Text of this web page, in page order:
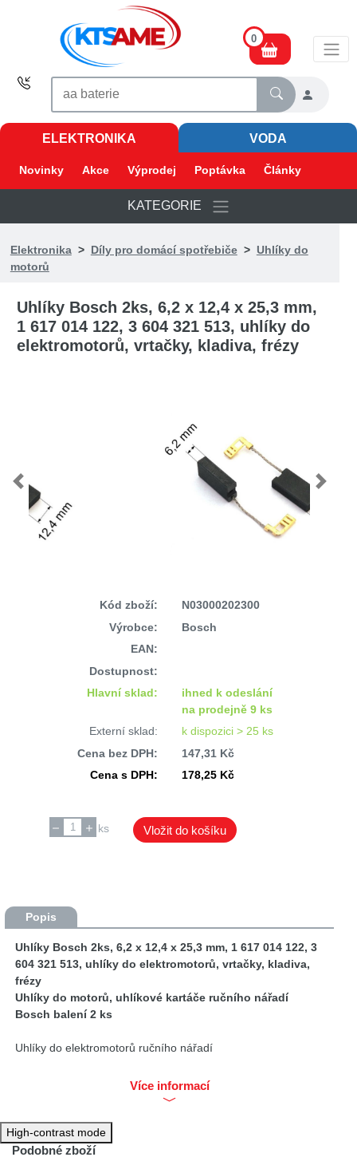
0
ELEKTRONIKA VODA
Novinky Akce Výprodej Poptávka Články
KATEGORIE
Elektronika> Díly pro domácí spotřebiče> Uhlíky do
motorů
Uhlíky Bosch 2ks, 6,2 x 12,4 x 25,3 mm,
1 617 014 122, 3 604 321 513, uhlíky do
elektromotorů, vrtačky, kladiva, frézy
Previous Next
Kód zboží:
N03000202300
Výrobce:
Bosch
EAN:
Dostupnost:
Hlavní sklad:
ihned k odeslání
na prodejně 9 ks
Externí sklad:
k dispozici > 25 ks
Cena bez DPH:
147,31 Kč
Cena s DPH:
178,25 Kč
ks Vložit do košíku
Popis
Uhlíky Bosch 2ks, 6,2 x 12,4 x 25,3 mm, 1 617 014 122, 3
604 321 513, uhlíky do elektromotorů, vrtačky, kladiva,
frézy
Uhlíky do motorů, uhlíkové kartáče ručního nářadí
Bosch balení 2 ks
Uhlíky do elektromotorů ručního nářadí
Více informací
High-contrast mode
Podobné zboží